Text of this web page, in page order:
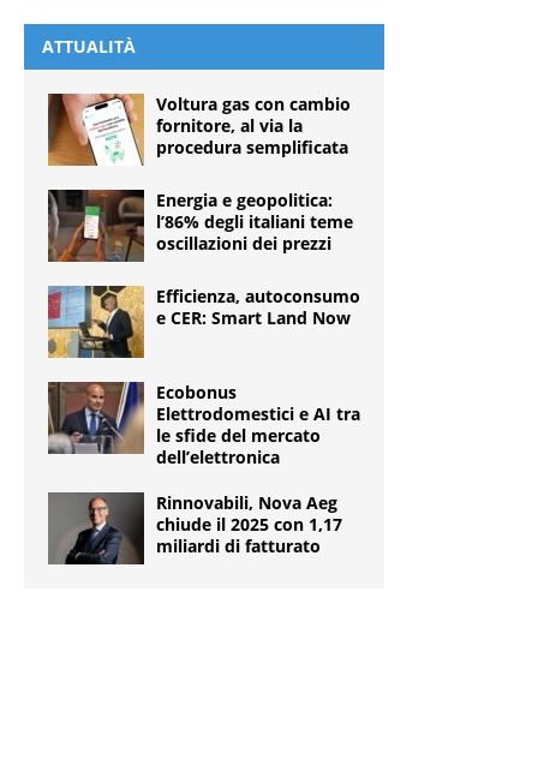
ATTUALITÀ
Voltura gas con cambio
fornitore, al via la
procedura semplificata
Energia e geopolitica:
l’86% degli italiani teme
oscillazioni dei prezzi
Efficienza, autoconsumo
e CER: Smart Land Now
Ecobonus
Elettrodomestici e AI tra
le sfide del mercato
dell’elettronica
Rinnovabili, Nova Aeg
chiude il 2025 con 1,17
miliardi di fatturato